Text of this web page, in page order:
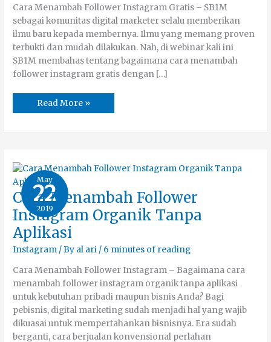
Cara Menambah Follower Instagram Gratis – SB1M
sebagai komunitas digital marketer selalu memberikan
ilmu baru kepada membernya. Ilmu yang memang proven
terbukti dan mudah dilakukan. Nah, di webinar kali ini
SB1M membahas tentang bagaimana cara menambah
follower instagram gratis dengan […]
Read More »
May
22
2019
Cara Menambah Follower
Instagram Organik Tanpa
Aplikasi
Instagram / By al ari / 6 minutes of reading
Cara Menambah Follower Instagram – Bagaimana cara
menambah follower instagram organik tanpa aplikasi
untuk kebutuhan pribadi maupun bisnis Anda? Bagi
pebisnis, digital marketing sudah menjadi hal yang wajib
dikuasai untuk mempertahankan bisnisnya. Era sudah
berganti, cara berjualan konvensional perlahan
Cara
Menambah
Follower
Instagram
Organik
Tanpa
Aplikasi